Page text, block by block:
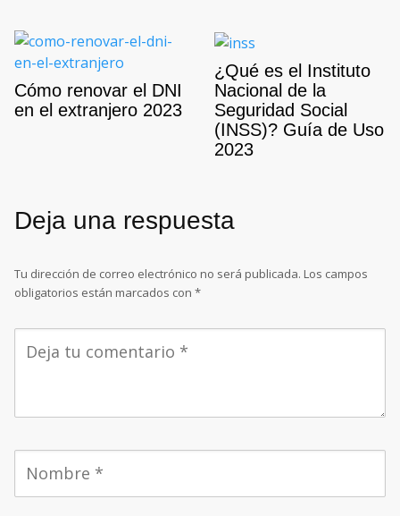
Cómo renovar el DNI
en el extranjero 2023
¿Qué es el Instituto
Nacional de la
Seguridad Social
(INSS)? Guía de Uso
2023
Deja una respuesta
Tu dirección de correo electrónico no será publicada. Los campos
obligatorios están marcados con *